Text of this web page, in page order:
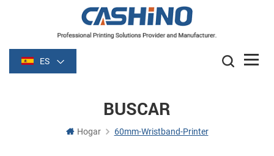
ES
BUSCAR
Hogar 60mm-Wristband-Printer